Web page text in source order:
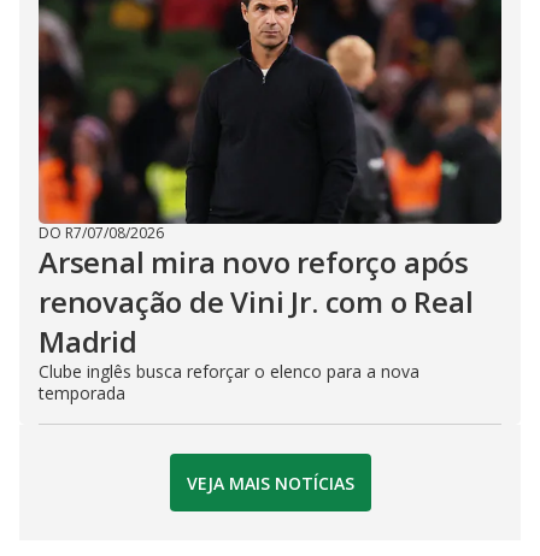
DO R7/07/08/2026
Arsenal mira novo reforço após
renovação de Vini Jr. com o Real
Madrid
Clube inglês busca reforçar o elenco para a nova
temporada
VEJA MAIS NOTÍCIAS